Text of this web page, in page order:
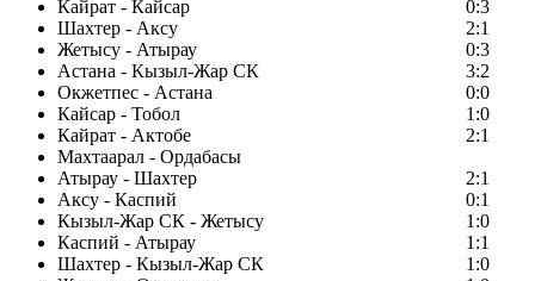
Кайрат - Кайсар
0:3
Шахтер - Аксу
2:1
Жетысу - Атырау
0:3
Астана - Кызыл-Жар СК
3:2
Окжетпес - Астана
0:0
Кайсар - Тобол
1:0
Кайрат - Актобе
2:1
Махтаарал - Ордабасы
Атырау - Шахтер
2:1
Аксу - Каспий
0:1
Кызыл-Жар СК - Жетысу
1:0
Каспий - Атырау
1:1
Шахтер - Кызыл-Жар СК
1:0